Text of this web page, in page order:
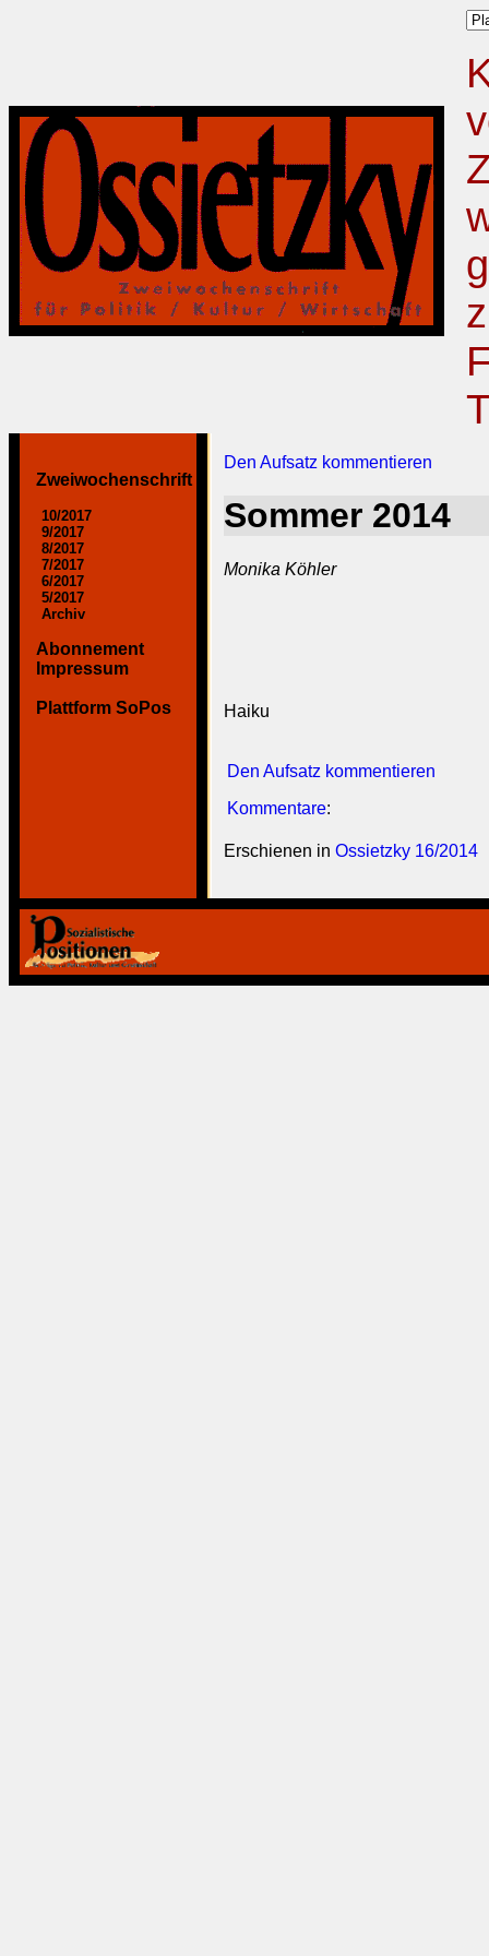
Zweiwochenschrift
10/2017
9/2017
8/2017
7/2017
6/2017
5/2017
Archiv
Abonnement
Impressum
Plattform SoPos
Den Aufsatz kommentieren
Sommer 2014
Monika Köhler
Haiku
Den Aufsatz kommentieren
Kommentare:
Erschienen in Ossietzky 16/2014